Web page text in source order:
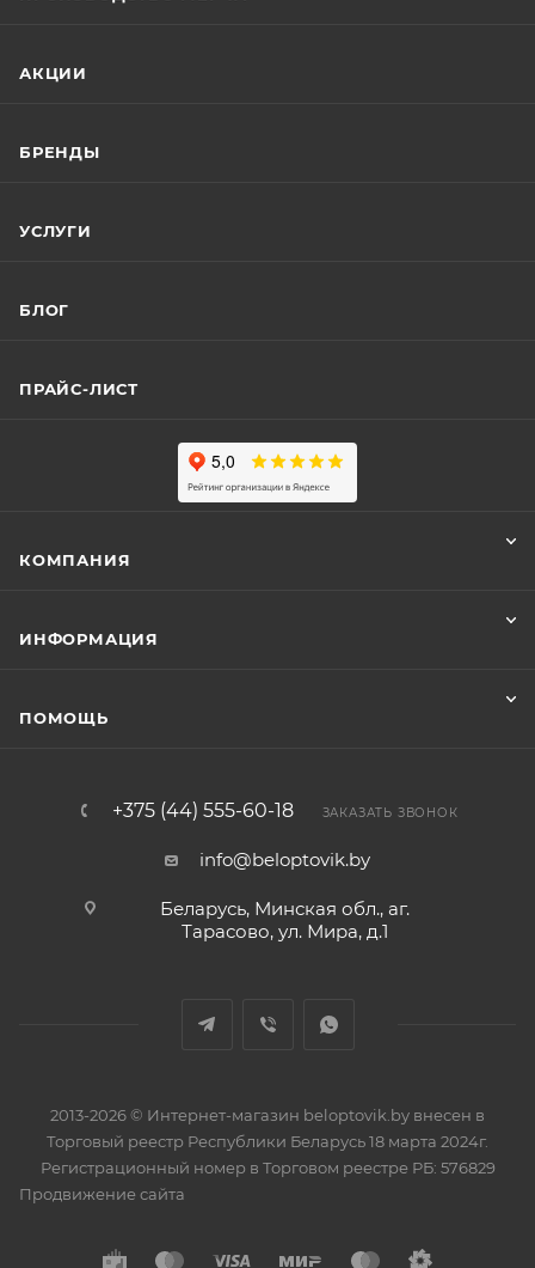
АКЦИИ
БРЕНДЫ
УСЛУГИ
БЛОГ
ПРАЙС-ЛИСТ
КОМПАНИЯ
ИНФОРМАЦИЯ
ПОМОЩЬ
+375 (44) 555-60-18 ЗАКАЗАТЬ ЗВОНОК
info@beloptovik.by
Беларусь, Минская обл., аг.
Тарасово, ул. Мира, д.1
2013-2026 © Интернет-магазин beloptovik.by внесен в
Торговый реестр Республики Беларусь 18 марта 2024г.
Регистрационный номер в Торговом реестре РБ: 576829
Продвижение сайта